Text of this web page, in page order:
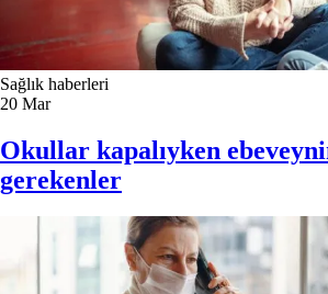
Sağlık haberleri
20 Mar
Okullar kapalıyken
gerekenler